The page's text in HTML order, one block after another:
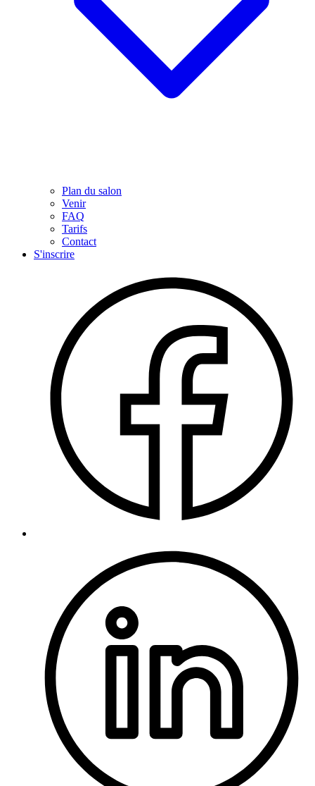
Plan du salon
Venir
FAQ
Tarifs
Contact
S'inscrire